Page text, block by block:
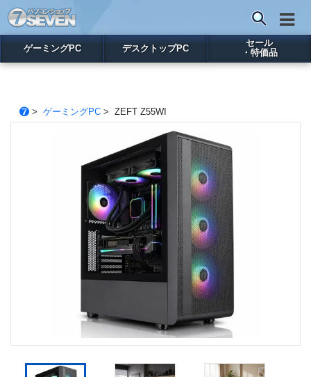
ゲーミングPC デスクトップPC
セール
・特価品
> ゲーミングPC> ZEFT Z55WI